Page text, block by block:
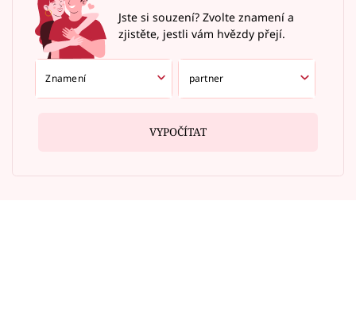
Jste si souzení? Zvolte znamení a
zjistěte, jestli vám hvězdy přejí.
VYPOČÍTAT